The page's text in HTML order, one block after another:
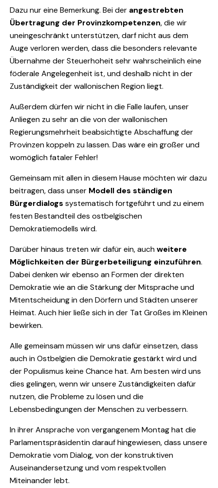
Dazu nur eine Bemerkung. Bei der angestrebten
Übertragung der Provinzkompetenzen, die wir
uneingeschränkt unterstützen, darf nicht aus dem
Auge verloren werden, dass die besonders relevante
Übernahme der Steuerhoheit sehr wahrscheinlich eine
föderale Angelegenheit ist, und deshalb nicht in der
Zuständigkeit der wallonischen Region liegt.
Außerdem dürfen wir nicht in die Falle laufen, unser
Anliegen zu sehr an die von der wallonischen
Regierungsmehrheit beabsichtigte Abschaffung der
Provinzen koppeln zu lassen. Das wäre ein großer und
womöglich fataler Fehler!
Gemeinsam mit allen in diesem Hause möchten wir dazu
beitragen, dass unser Modell des ständigen
Bürgerdialogs systematisch fortgeführt und zu einem
festen Bestandteil des ostbelgischen
Demokratiemodells wird.
Darüber hinaus treten wir dafür ein, auchweitere
Möglichkeiten der Bürgerbeteiligung einzuführen.
Dabei denken wir ebenso an Formen der direkten
Demokratie wie an die Stärkung der Mitsprache und
Mitentscheidung in den Dörfern und Städten unserer
Heimat. Auch hier ließe sich in der Tat Großes im Kleinen
bewirken.
Alle gemeinsam müssen wir uns dafür einsetzen, dass
auch in Ostbelgien die Demokratie gestärkt wird und
der Populismus keine Chance hat. Am besten wird uns
dies gelingen, wenn wir unsere Zuständigkeiten dafür
nutzen, die Probleme zu lösen und die
Lebensbedingungen der Menschen zu verbessern.
In ihrer Ansprache von vergangenem Montag hat die
Parlamentspräsidentin darauf hingewiesen, dass unsere
Demokratie vom Dialog, von der konstruktiven
Auseinandersetzung und vom respektvollen
Miteinander lebt.